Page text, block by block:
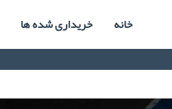
خانه خریداری شده ها